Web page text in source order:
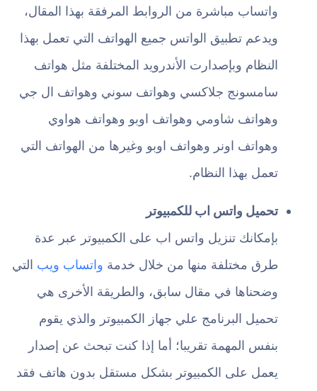
واتساب مباشرة من الروابط المرفقة بهذا المقال،
ويدعم تطبيق الواتس جميع الهواتف التي تعمل بهذا
النظام وبإصدارت الأندرويد المختلفة مثل هواتف
سامسونج جلاكسي وهواتف سوني وهواتف ال جي
وهواتف شاومي وهواتف اوبو وهواتف هواوي
وهواتف اونر وهواتف اوبو وغيرها من الهواتف التي
تعمل بهذا النظام.
تحميل واتس اب للكمبيوتر
بإمكانك تنزيل واتس اب على الكمبيوتر عبر عدة
طرق مختلفة منها من خلال خدمة واتساب ويب التي
وضحناها في مقال سابق، والطريقة الأخرى هي
تحميل البرنامج علي جهاز الكمبيوتر والذي يقوم
بنفس المهمة تقريبا؛ أما إذا كنت تبحث عن إصدار
يعمل على الكمبيوتر بشكل مستقل بدون هاتف فقد